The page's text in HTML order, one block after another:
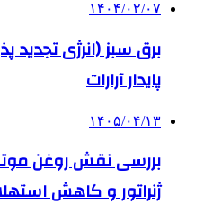
۱۴۰۴/۰۲/۰۷
برق سبز (انرژی تجدید
پایدار آرارات
۱۴۰۵/۰۴/۱۳
بررسی نقش روغن
ژنراتور و کاهش